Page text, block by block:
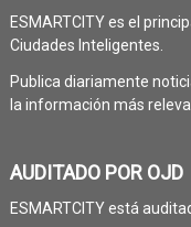
ESMARTCITY es el
Ciudades Inteligentes.
Publica diariamente
la información más
AUDITADO POR OJD
ESMARTCITY está